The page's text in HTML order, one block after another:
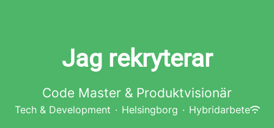
Jag rekryterar
Code Master & Produktvisionär
Tech & Development · Helsingborg · Hybridarbete